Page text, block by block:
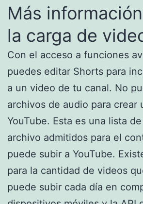
Más
la carga de
Con el acceso a funciones
puedes editar Shorts para
a un video de tu canal. No
archivos de audio para crear
YouTube. Esta es una lista
archivo admitidos para el
puede subir a YouTube.
para la cantidad de videos
puede subir cada día en